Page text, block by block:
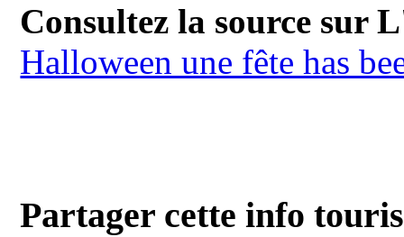
Consultez la source sur
Halloween une fête has
Partager cette info